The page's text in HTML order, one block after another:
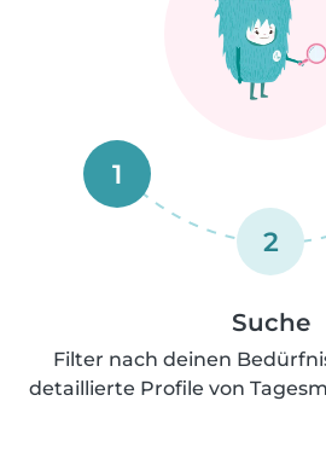
1
2
Suche
Filter nach deinen
detaillierte Profile von